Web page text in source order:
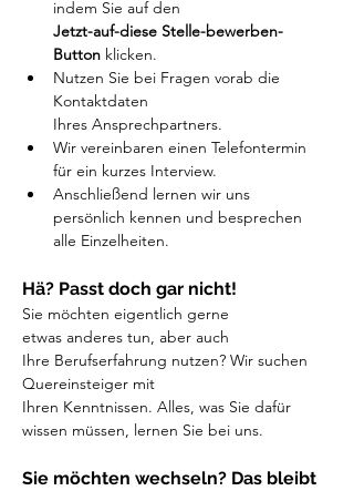
indem Sie auf den
Jetzt-auf-diese Stelle-bewerben-
Button klicken.
Nutzen Sie bei Fragen vorab die
Kontaktdaten
Ihres Ansprechpartners.
Wir vereinbaren einen Telefontermin
für ein kurzes Interview.
Anschließend lernen wir uns
persönlich kennen und besprechen
alle Einzelheiten.
Hä? Passt doch gar nicht!
Sie möchten eigentlich gerne
etwas anderes tun, aber auch
Ihre Berufserfahrung nutzen? Wir suchen
Quereinsteiger mit
Ihren Kenntnissen. Alles, was Sie dafür
wissen müssen, lernen Sie bei uns.
Sie möchten wechseln? Das bleibt